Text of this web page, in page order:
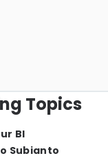
Topics
BI
Subianto